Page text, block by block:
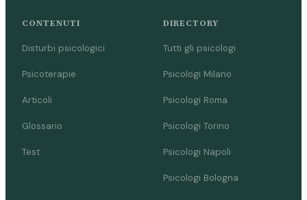
CONTENUTI
Disturbi psicologici
Psicoterapie
Articoli
Glossario
Test
DIRECTORY
Tutti gli psicologi
Psicologi Milano
Psicologi Roma
Psicologi Torino
Psicologi Napoli
Psicologi Bologna